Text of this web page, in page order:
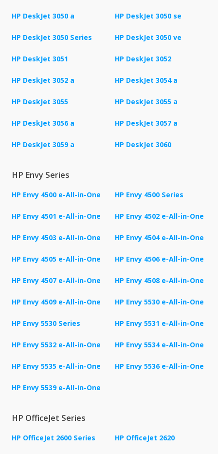
HP DeskJet 3050 a HP DeskJet 3050 se
HP DeskJet 3050 Series HP DeskJet 3050 ve
HP DeskJet 3051 HP DeskJet 3052
HP DeskJet 3052 a HP DeskJet 3054 a
HP DeskJet 3055 HP DeskJet 3055 a
HP DeskJet 3056 a HP DeskJet 3057 a
HP DeskJet 3059 a HP DeskJet 3060
HP Envy Series
HP Envy 4500 e-All-in-One HP Envy 4500 Series
HP Envy 4501 e-All-in-One HP Envy 4502 e-All-in-One
HP Envy 4503 e-All-in-One HP Envy 4504 e-All-in-One
HP Envy 4505 e-All-in-One HP Envy 4506 e-All-in-One
HP Envy 4507 e-All-in-One HP Envy 4508 e-All-in-One
HP Envy 4509 e-All-in-One HP Envy 5530 e-All-in-One
HP Envy 5530 Series HP Envy 5531 e-All-in-One
HP Envy 5532 e-All-in-One HP Envy 5534 e-All-in-One
HP Envy 5535 e-All-in-One HP Envy 5536 e-All-in-One
HP Envy 5539 e-All-in-One
HP OfficeJet Series
HP OfficeJet 2600 Series HP OfficeJet 2620